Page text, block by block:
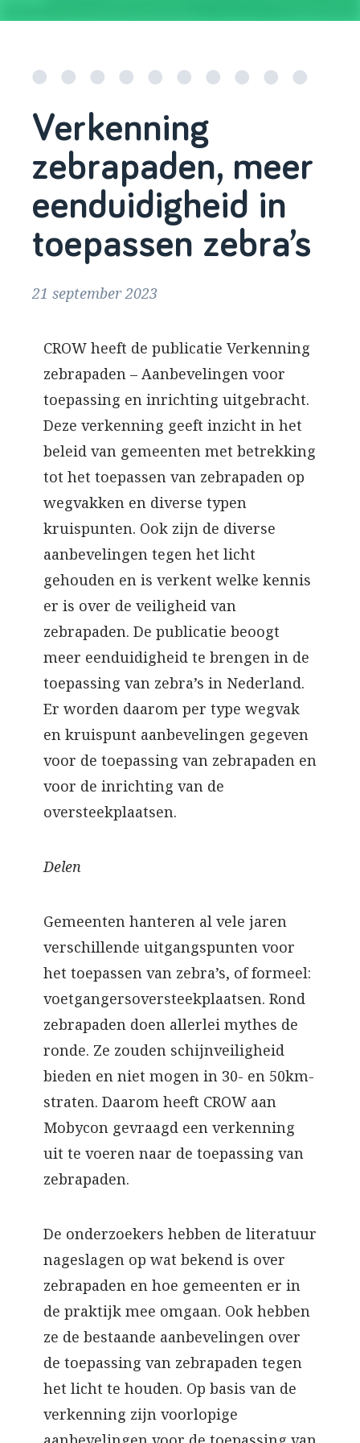
Verkenning
zebrapaden, meer
eenduidigheid in
toepassen zebra’s
21 september 2023
CROW heeft de publicatie Verkenning
zebrapaden – Aanbevelingen voor
toepassing en inrichting uitgebracht.
Deze verkenning geeft inzicht in het
beleid van gemeenten met betrekking
tot het toepassen van zebrapaden op
wegvakken en diverse typen
kruispunten. Ook zijn de diverse
aanbevelingen tegen het licht
gehouden en is verkent welke kennis
er is over de veiligheid van
zebrapaden. De publicatie beoogt
meer eenduidigheid te brengen in de
toepassing van zebra’s in Nederland.
Er worden daarom per type wegvak
en kruispunt aanbevelingen gegeven
voor de toepassing van zebrapaden en
voor de inrichting van de
oversteekplaatsen.
Delen
Gemeenten hanteren al vele jaren
verschillende uitgangspunten voor
het toepassen van zebra’s, of formeel:
voetgangersoversteekplaatsen. Rond
zebrapaden doen allerlei mythes de
ronde. Ze zouden schijnveiligheid
bieden en niet mogen in 30- en 50km-
straten. Daarom heeft CROW aan
Mobycon gevraagd een verkenning
uit te voeren naar de toepassing van
zebrapaden.
De onderzoekers hebben de literatuur
nageslagen op wat bekend is over
zebrapaden en hoe gemeenten er in
de praktijk mee omgaan. Ook hebben
ze de bestaande aanbevelingen over
de toepassing van zebrapaden tegen
het licht te houden. Op basis van de
verkenning zijn voorlopige